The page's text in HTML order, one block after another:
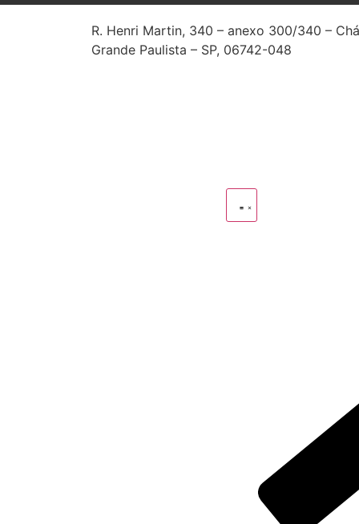
R. Henri Martin, 340 – anexo 300/340 –
Grande Paulista – SP, 06742-048